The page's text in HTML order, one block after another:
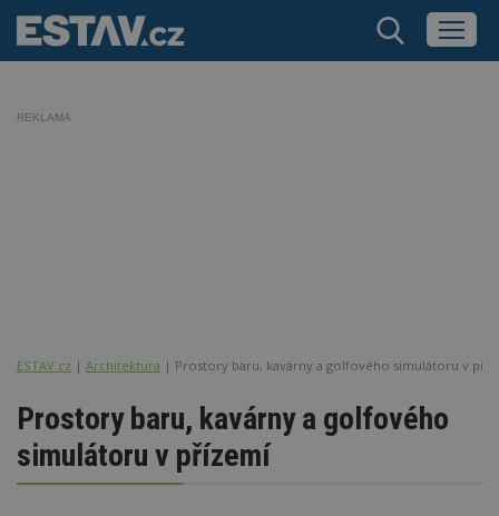
REKLAMA
ESTAV.cz Architektura Prostory baru, kavárny a golfového simulátoru v
Prostory baru, kavárny a golfového
simulátoru v přízemí